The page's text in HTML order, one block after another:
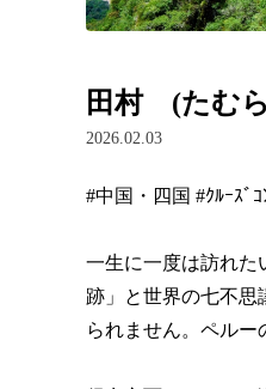
田村 (たむ
2026.02.03
#中国・四国 #ｸﾙｰｽﾞ
一生に一度は訪れた
跡」と世界の七不思
られません。ペルー